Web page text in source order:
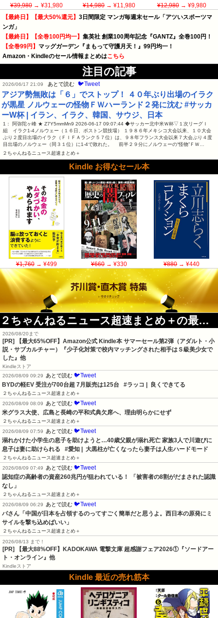
¥39,980→ ¥31,980 ¥14,980→ ¥11,980 ¥12,980→ ¥9,980
【最終日】【最大50%還元】 3日間限定 マンガ毎週末セール「アツいスポーツマ
ンガ」
【最終日】【全巻100円均一】 集英社 創業100周年記念『GANTZ』全巻100円！
【全巻99円】 マッグガーデン『まもって守護月天！』99円均一！
Amazon・Kindleのセール情報まとめはこちら
注目の記事
2026/06/17 21:09 あとで読む 🐦Tweet
アジア勢無敗は「６」でストップ！ ４０年ぶり出場のイラク
が黒星 ノルウェーの怪物ＦＷハーランド２発に沈む #サッカ
ーW杯 | イラン、イラク、韓国、サウジ、日本
1： 阿弥陀ヶ峰 ★ Z7Y5mmMn9 2026-06-17 09:07:44 ◆サッカー北中米Ｗ杯▽１次リーグＩ
組 イラク1-4ノルウェー（１６日、ボストン競技場） １９８６年メキシコ大会以来、１０大会
ぶり２度目出場のイラク（ＦＩＦＡランク５７位）は、９８年フランス大会以来７大会ぶり４度
目出場のノルウェー（同３１位）に1-4で敗れた。 前半２９分にノルウェーの“怪物”ＦＷ…
２ちゃんねるニュース超速まとめ＋
Kindle お得なセール本
¥1,760→ ¥499 ¥660→ ¥330 ¥880→ ¥440
２ちゃんねるニュース超速まとめ＋の最新記事
2026/08/20まで
[PR]
【最大65%OFF】Amazon公式 Kindle本 サマーセール第2弾（アダルト・小
説・サブカルチャー）『少子化対策で校内マッチングされた相手はＳ級美少女で
した』他
Kindleストア
2026/08/09 09:29
あとで読む 🐦Tweet
BYDの軽EV 受注が700台超 7月販売は125台   #ラッコ |  良くできてる
２ちゃんねるニュース超速まとめ＋
2026/08/09 08:09
あとで読む 🐦Tweet
米グラス大使、広島と長崎の平和式典欠席へ、理由明らかにせず
２ちゃんねるニュース超速まとめ＋
2026/08/09 07:59
あとで読む 🐦Tweet
溺れかけた小学生の息子を助けようと…40歳父親が溺れ死亡 家族3人で川遊びに
息子は妻に助けられる   #愛知 |  大黒柱が亡くなったら妻子は人生ハードモード
２ちゃんねるニュース超速まとめ＋
2026/08/09 07:49
あとで読む 🐦Tweet
認知症の高齢者の資産260兆円が狙われている！ 「被害者の8割がだまされた認識
なし」
２ちゃんねるニュース超速まとめ＋
2026/08/09 06:29
あとで読む 🐦Tweet
パさん「中国が日本を占領するのってすごく簡単だと思うよ。西日本の原発にミ
サイルを撃ち込めばいい」
２ちゃんねるニュース超速まとめ＋
2026/08/13 まで！
[PR] 【最大88%OFF】KADOKAWA 電撃文庫 超感謝フェア2026①『ソードアー
ト・オンライン』他
Kindleストア
Kindle 最近の売れ筋本